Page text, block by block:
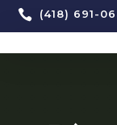
 (418) 691-